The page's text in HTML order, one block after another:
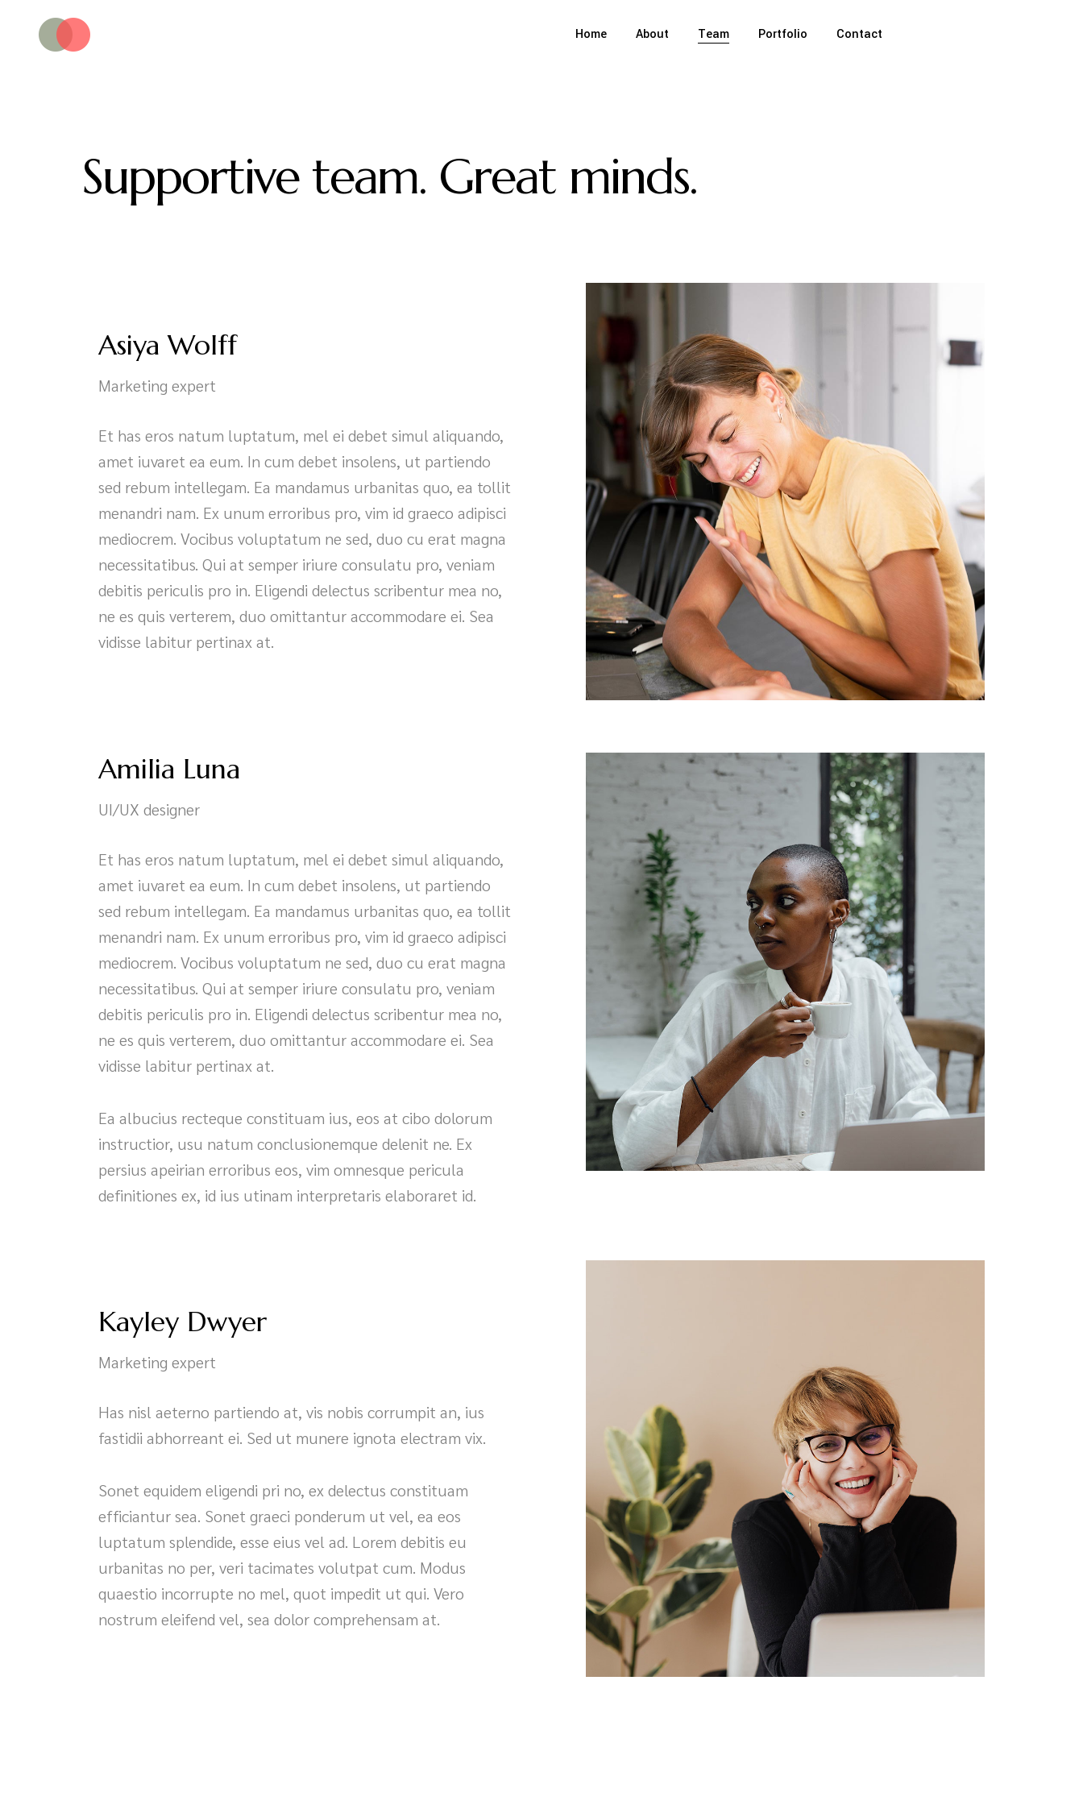
Home About Team Portfolio Contact
Supportive team. Great minds.
Asiya Wolff
Marketing expert
Et has eros natum luptatum, mel ei debet simul aliquando,
amet iuvaret ea eum. In cum debet insolens, ut partiendo
sed rebum intellegam. Ea mandamus urbanitas quo, ea tollit
menandri nam. Ex unum erroribus pro, vim id graeco adipisci
mediocrem. Vocibus voluptatum ne sed, duo cu erat magna
necessitatibus. Qui at semper iriure consulatu pro, veniam
debitis periculis pro in. Eligendi delectus scribentur mea no,
ne es quis verterem, duo omittantur accommodare ei. Sea
vidisse labitur pertinax at.
Amilia Luna
UI/UX designer
Et has eros natum luptatum, mel ei debet simul aliquando,
amet iuvaret ea eum. In cum debet insolens, ut partiendo
sed rebum intellegam. Ea mandamus urbanitas quo, ea tollit
menandri nam. Ex unum erroribus pro, vim id graeco adipisci
mediocrem. Vocibus voluptatum ne sed, duo cu erat magna
necessitatibus. Qui at semper iriure consulatu pro, veniam
debitis periculis pro in. Eligendi delectus scribentur mea no,
ne es quis verterem, duo omittantur accommodare ei. Sea
vidisse labitur pertinax at.
Ea albucius recteque constituam ius, eos at cibo dolorum
instructior, usu natum conclusionemque delenit ne. Ex
persius apeirian erroribus eos, vim omnesque pericula
definitiones ex, id ius utinam interpretaris elaboraret id.
Kayley Dwyer
Marketing expert
Has nisl aeterno partiendo at, vis nobis corrumpit an, ius
fastidii abhorreant ei. Sed ut munere ignota electram vix.
Sonet equidem eligendi pri no, ex delectus constituam
efficiantur sea. Sonet graeci ponderum ut vel, ea eos
luptatum splendide, esse eius vel ad. Lorem debitis eu
urbanitas no per, veri tacimates volutpat cum. Modus
quaestio incorrupte no mel, quot impedit ut qui. Vero
nostrum eleifend vel, sea dolor comprehensam at.